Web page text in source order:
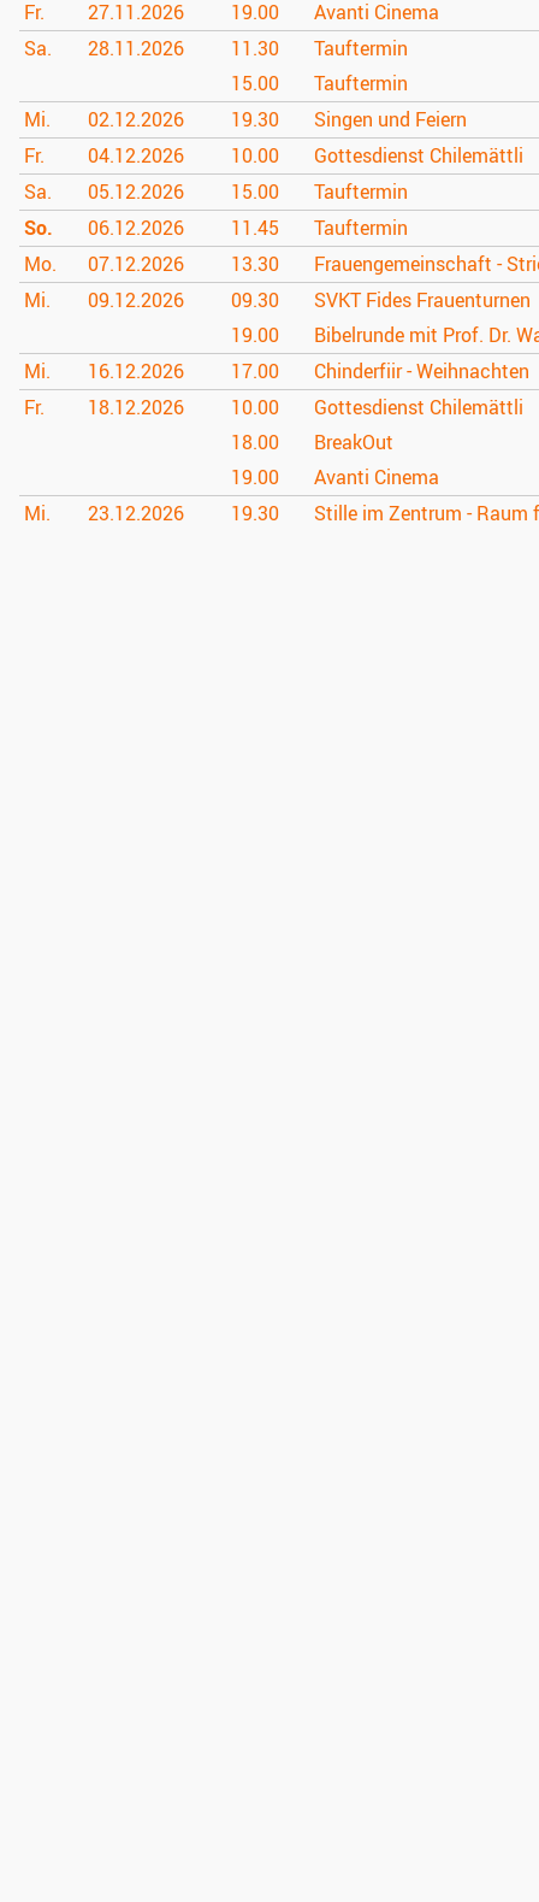
Fr. 27.11.2026 19.00
Avanti Cinema
Sa.
28.11.2026 11.30
Tauftermin
15.00
Tauftermin
Mi.
02.12.2026 19.30
Singen und Feiern
Fr.
04.12.2026 10.00
Gottesdienst Chilemättli
Sa.
05.12.2026 15.00
Tauftermin
So.
06.12.2026 11.45
Tauftermin
Mo.
07.12.2026 13.30
Frauengemeinschaft -
Mi.
09.12.2026 09.30
SVKT Fides Frauenturnen
19.00
Bibelrunde mit Prof. Dr.
Mi.
16.12.2026 17.00
Chinderfiir - Weihnachten
Fr.
18.12.2026 10.00
Gottesdienst Chilemättli
18.00
BreakOut
19.00
Avanti Cinema
Mi.
23.12.2026 19.30 Stille im Zentrum - Raum